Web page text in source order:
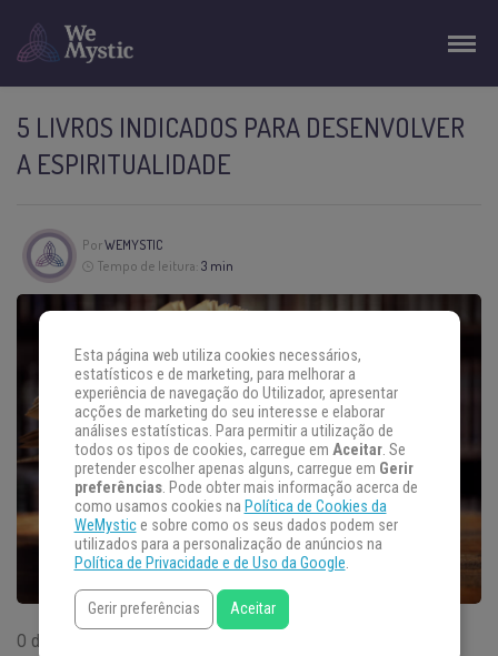
5 LIVROS INDICADOS PARA DESENVOLVER
A ESPIRITUALIDADE
PorWEMYSTIC
Tempo de leitura: 3 min
O desenvolvimento da espiritualidade é algo muito pessoal, não
Esta página web utiliza cookies necessários,
estatísticos e de marketing, para melhorar a
experiência de navegação do Utilizador, apresentar
acções de marketing do seu interesse e elaborar
análises estatísticas. Para permitir a utilização de
todos os tipos de cookies, carregue em Aceitar. Se
pretender escolher apenas alguns, carregue em Gerir
preferências. Pode obter mais informação acerca de
como usamos cookies na Política de Cookies da
WeMystice sobre como os seus dados podem ser
utilizados para a personalização de anúncios na
Política de Privacidade e de Uso da Google.
Gerir preferências Aceitar